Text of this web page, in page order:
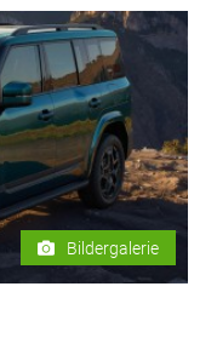
Bildergalerie